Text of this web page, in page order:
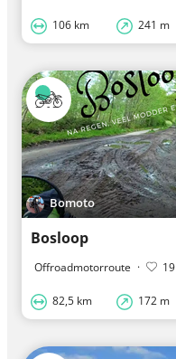
106 km 241 m
Bomoto
Bosloop
Offroadmotorroute · 19
82,5 km 172 m